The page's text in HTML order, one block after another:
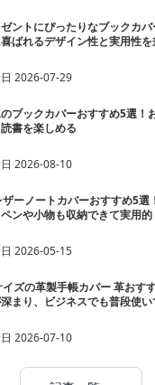
ントにぴったりなブックカ
ばれるデザイン性と実用性
日2026-07-29
ブックカバーおすすめ5選！
書を楽しめる
日2026-08-10
ーノートカバーおすすめ5選
ペンや小物も収納できて実用的
日2026-05-15
ズの革製手帳カバー 革おす
まり、ビジネスでも普段使
日2026-07-10